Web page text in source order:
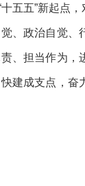
五五”新起点
、政治自觉
、担当作为
建成支点，